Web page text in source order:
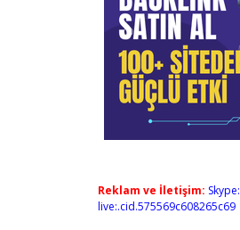
Reklam ve İletişim: Skype:
live:.cid.575569c608265c69